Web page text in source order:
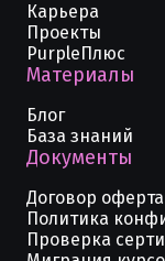
Карьера
Проекты
PurpleПлюс
Материалы
Блог
База знаний
Документы
Договор оферта
Политика
Проверка